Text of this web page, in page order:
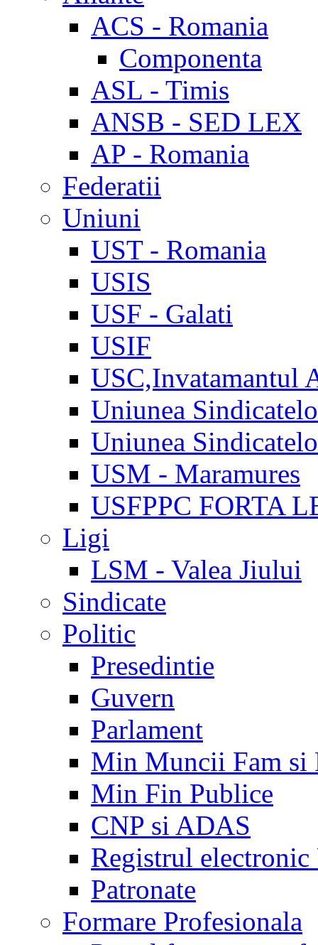
ACS - Romania
Componenta
ASL - Timis
ANSB - SED LEX
AP - Romania
Federatii
Uniuni
UST - Romania
USIS
USF - Galati
USIF
USC,Invatamantul
Uniunea
Uniunea
USM - Maramures
USFPPC FORTA
Ligi
LSM - Valea Jiului
Sindicate
Politic
Presedintie
Guvern
Parlament
Min Muncii Fam si
Min Fin Publice
CNP si ADAS
Registrul electronic
Patronate
Formare Profesionala